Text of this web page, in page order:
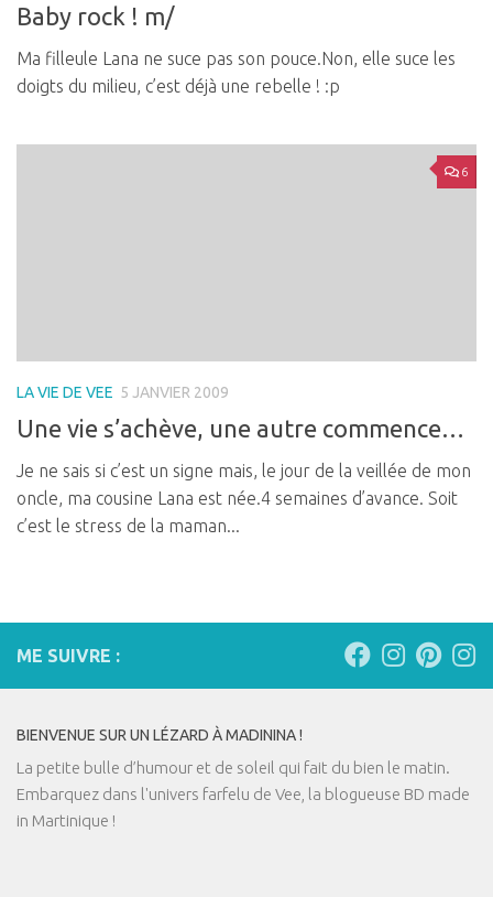
Baby rock ! m/
Ma filleule Lana ne suce pas son pouce.Non, elle suce les
doigts du milieu, c’est déjà une rebelle ! :p
6
LA VIE DE VEE 5 JANVIER 2009
Une vie s’achève, une autre commence…
Je ne sais si c’est un signe mais, le jour de la veillée de mon
oncle, ma cousine Lana est née.4 semaines d’avance. Soit
c’est le stress de la maman...
ME SUIVRE :
BIENVENUE SUR UN LÉZARD À MADININA !
La petite bulle d’humour et de soleil qui fait du bien le matin.
Embarquez dans l'univers farfelu de Vee, la blogueuse BD made
in Martinique !